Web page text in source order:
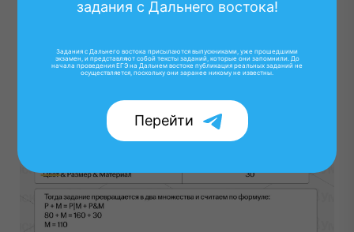
задания с Дальнего востока!
Задания с Дальнего востока присылаются выпускниками, уже прошедшими
экзамен, и представляют собой тексты заданий, которые они запомнили. До
начала проведения ЕГЭ на Дальнем востоке публикация реальных заданий не
осуществляется, поскольку они заранее никому не известны.
Перейти